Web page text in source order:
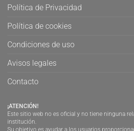
Política de Privacidad
Política de cookies
Condiciones de uso
Avisos legales
Contacto
¡ATENCIÓN!
Este sitio web no es oficial y no tiene ninguna
institución.